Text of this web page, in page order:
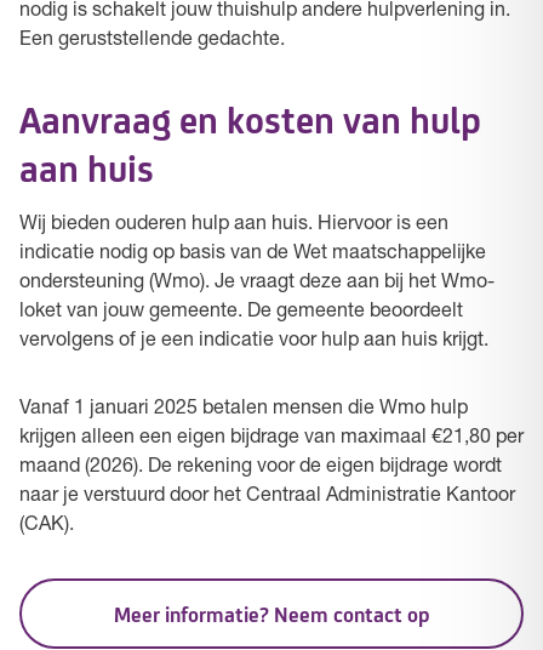
nodig is schakelt jouw thuishulp andere hulpverlening in.
Een geruststellende gedachte.
Aanvraag en kosten van hulp
aan huis
Wij bieden ouderen hulp aan huis. Hiervoor is een
indicatie nodig op basis van de Wet maatschappelijke
ondersteuning (Wmo). Je vraagt deze aan bij het Wmo-
loket van jouw gemeente. De gemeente beoordeelt
vervolgens of je een indicatie voor hulp aan huis krijgt.
Vanaf 1 januari 2025 betalen mensen die Wmo hulp
krijgen alleen een eigen bijdrage van maximaal €21,80 per
maand (2026). De rekening voor de eigen bijdrage wordt
naar je verstuurd door het Centraal Administratie Kantoor
(CAK).
Meer informatie? Neem contact op